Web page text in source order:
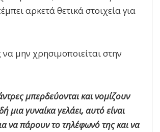
αρκετά θετικά στοιχεία για
μην χρησιμοποιείται στην
μπερδεύονται και νομίζουν
μια γυναίκα γελάει, αυτό είναι
να πάρουν το τηλέφωνό της και να